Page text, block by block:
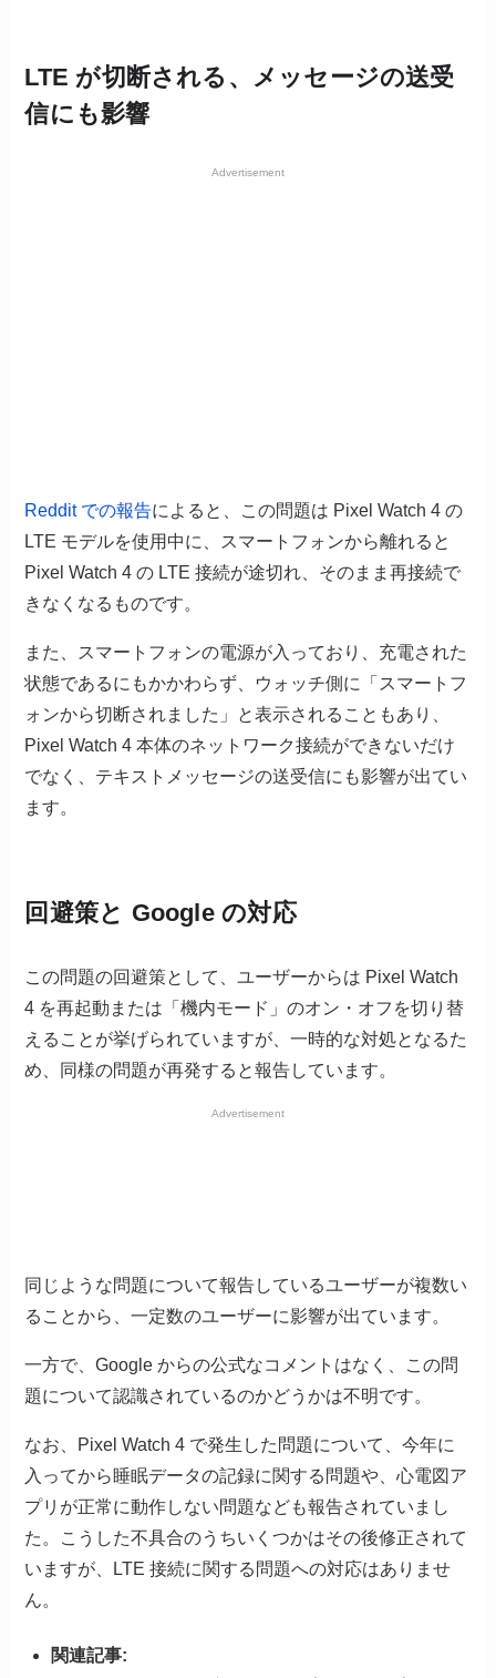
LTE が切断される、メッセージの送受
信にも影響
Advertisement
Reddit での報告によると、この問題は Pixel Watch 4 の
LTE モデルを使用中に、スマートフォンから離れると
Pixel Watch 4 の LTE 接続が途切れ、そのまま再接続で
きなくなるものです。
また、スマートフォンの電源が入っており、充電された
状態であるにもかかわらず、ウォッチ側に「スマートフ
ォンから切断されました」と表示されることもあり、
Pixel Watch 4 本体のネットワーク接続ができないだけ
でなく、テキストメッセージの送受信にも影響が出てい
ます。
回避策と Google の対応
この問題の回避策として、ユーザーからは Pixel Watch
4 を再起動または「機内モード」のオン・オフを切り替
えることが挙げられていますが、一時的な対処となるた
め、同様の問題が再発すると報告しています。
Advertisement
同じような問題について報告しているユーザーが複数い
ることから、一定数のユーザーに影響が出ています。
一方で、Google からの公式なコメントはなく、この問
題について認識されているのかどうかは不明です。
なお、Pixel Watch 4 で発生した問題について、今年に
入ってから睡眠データの記録に関する問題や、心電図ア
プリが正常に動作しない問題なども報告されていまし
た。こうした不具合のうちいくつかはその後修正されて
いますが、LTE 接続に関する問題への対応はありませ
ん。
関連記事: